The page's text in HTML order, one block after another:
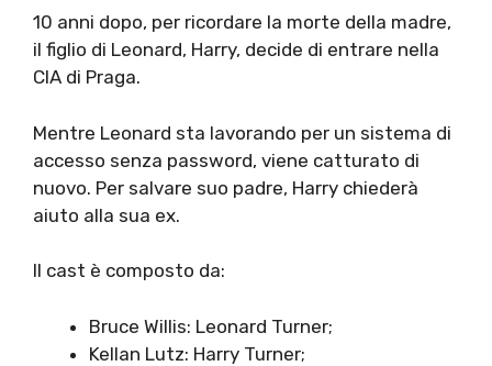
10 anni dopo, per ricordare la morte della madre,
il figlio di Leonard, Harry, decide di entrare nella
CIA di Praga.
Mentre Leonard sta lavorando per un sistema di
accesso senza password, viene catturato di
nuovo. Per salvare suo padre, Harry chiederà
aiuto alla sua ex.
Il cast è composto da:
Bruce Willis: Leonard Turner;
Kellan Lutz: Harry Turner;